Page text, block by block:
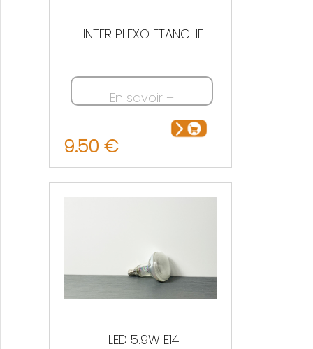
INTER PLEXO ETANCHE
En savoir +
9.50 €
LED 5.9W E14